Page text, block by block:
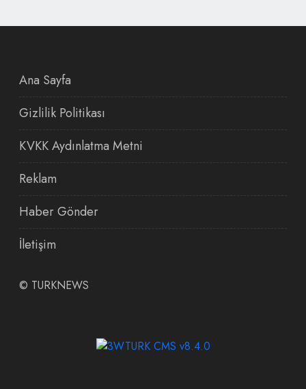
Ana Sayfa
Gizlilik Politikası
KVKK Aydınlatma Metni
Reklam
Haber Gönder
İletişim
© TURKNEWS